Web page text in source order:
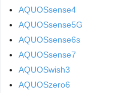
AQUOSsense4
AQUOSsense5G
AQUOSsense6s
AQUOSsense7
AQUOSwish3
AQUOSzero6